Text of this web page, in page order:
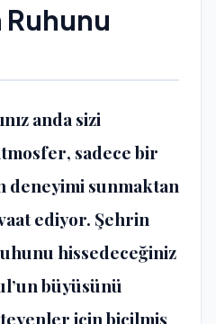
anda sizi
, sadece bir
deneyimi sunmaktan
ediyor. Şehrin
hissedeceğiniz
büyüsünü
için biçilmiş